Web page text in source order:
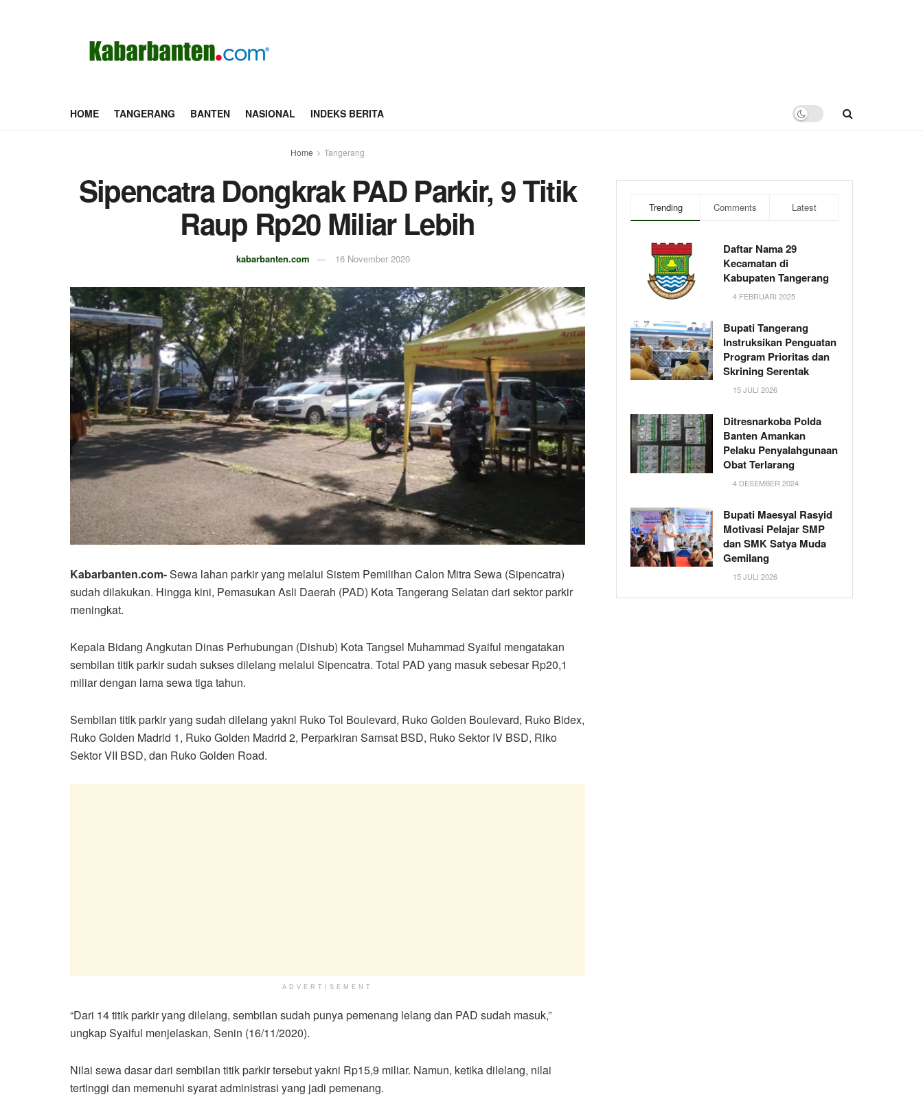
HOME TANGERANG BANTEN NASIONAL INDEKS BERITA
Home Tangerang
Sipencatra Dongkrak PAD Parkir, 9 Titik
Raup Rp20 Miliar Lebih
kabarbanten.com 16 November 2020
Kabarbanten.com-Sewa lahan parkir yang melalui Sistem Pemilihan Calon Mitra Sewa (Sipencatra)
sudah dilakukan. Hingga kini, Pemasukan Asli Daerah (PAD) Kota Tangerang Selatan dari sektor parkir
meningkat.
Kepala Bidang Angkutan Dinas Perhubungan (Dishub) Kota Tangsel Muhammad Syaiful mengatakan
sembilan titik parkir sudah sukses dilelang melalui Sipencatra. Total PAD yang masuk sebesar Rp20,1
miliar dengan lama sewa tiga tahun.
Sembilan titik parkir yang sudah dilelang yakni Ruko Tol Boulevard, Ruko Golden Boulevard, Ruko Bidex,
Ruko Golden Madrid 1, Ruko Golden Madrid 2, Perparkiran Samsat BSD, Ruko Sektor IV BSD, Riko
Sektor VII BSD, dan Ruko Golden Road.
ADVERTISEMENT
“Dari 14 titik parkir yang dilelang, sembilan sudah punya pemenang lelang dan PAD sudah masuk,”
ungkap Syaiful menjelaskan, Senin (16/11/2020).
Nilai sewa dasar dari sembilan titik parkir tersebut yakni Rp15,9 miliar. Namun, ketika dilelang, nilai
tertinggi dan memenuhi syarat administrasi yang jadi pemenang.
Trending Comments Latest
Daftar Nama 29
Kecamatan di
Kabupaten Tangerang
4 FEBRUARI 2025
Bupati Tangerang
Instruksikan Penguatan
Program Prioritas dan
Skrining Serentak
15 JULI 2026
Ditresnarkoba Polda
Banten Amankan
Pelaku Penyalahgunaan
Obat Terlarang
4 DESEMBER 2024
Bupati Maesyal Rasyid
Motivasi Pelajar SMP
dan SMK Satya Muda
Gemilang
15 JULI 2026